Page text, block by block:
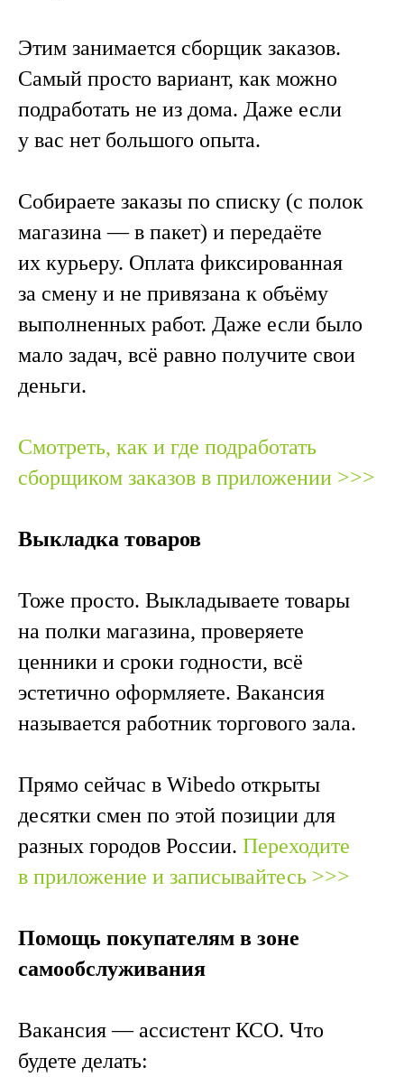
Этим занимается сборщик заказов.
Самый просто вариант, как можно
подработать не из дома. Даже если
у вас нет большого опыта.
Собираете заказы по списку (с полок
магазина — в пакет) и передаёте
их курьеру. Оплата фиксированная
за смену и не привязана к объёму
выполненных работ. Даже если было
мало задач, всё равно получите свои
деньги.
Смотреть, как и где подработать
сборщиком заказов в приложении >>>
Выкладка товаров
Тоже просто. Выкладываете товары
на полки магазина, проверяете
ценники и сроки годности, всё
эстетично оформляете. Вакансия
называется работник торгового зала.
Прямо сейчас в Wibedo открыты
десятки смен по этой позиции для
разных городов России. Переходите
в приложение и записывайтесь >>>
Помощь покупателям в зоне
самообслуживания
Вакансия — ассистент КСО. Что
будете делать: